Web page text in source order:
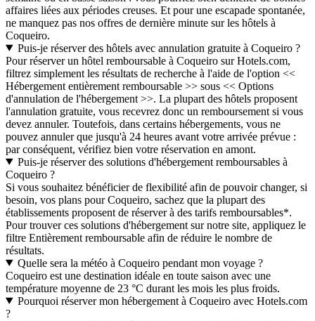
affaires liées aux périodes creuses. Et pour une escapade spontanée,
ne manquez pas nos offres de dernière minute sur les hôtels à
Coqueiro.
Puis-je réserver des hôtels avec annulation gratuite à Coqueiro ?
Pour réserver un hôtel remboursable à Coqueiro sur Hotels.com,
filtrez simplement les résultats de recherche à l'aide de l'option <<
Hébergement entièrement remboursable >> sous << Options
d'annulation de l'hébergement >>. La plupart des hôtels proposent
l'annulation gratuite, vous recevrez donc un remboursement si vous
devez annuler. Toutefois, dans certains hébergements, vous ne
pouvez annuler que jusqu'à 24 heures avant votre arrivée prévue :
par conséquent, vérifiez bien votre réservation en amont.
Puis-je réserver des solutions d'hébergement remboursables à
Coqueiro ?
Si vous souhaitez bénéficier de flexibilité afin de pouvoir changer, si
besoin, vos plans pour Coqueiro, sachez que la plupart des
établissements proposent de réserver à des tarifs remboursables*.
Pour trouver ces solutions d'hébergement sur notre site, appliquez le
filtre Entièrement remboursable afin de réduire le nombre de
résultats.
Quelle sera la météo à Coqueiro pendant mon voyage ?
Coqueiro est une destination idéale en toute saison avec une
température moyenne de 23 °C durant les mois les plus froids.
Pourquoi réserver mon hébergement à Coqueiro avec Hotels.com
?